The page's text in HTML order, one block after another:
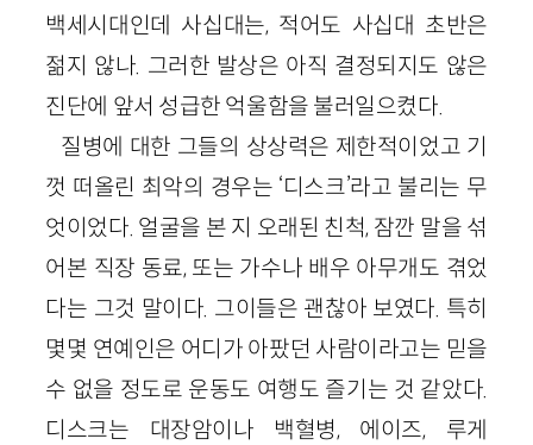
백세시대인데 사십대는, 적어도 사십대 초반은
젊지 않나. 그러한 발상은 아직 결정되지도 않은
진단에 앞서 성급한 억울함을 불러일으켰다.
질병에 대한 그들의 상상력은 제한적이었고 기
껏 떠올린 최악의 경우는 ‘디스크’라고 불리는 무
엇이었다. 얼굴을 본 지 오래된 친척, 잠깐 말을 섞
어본 직장 동료, 또는 가수나 배우 아무개도 겪었
다는 그것 말이다. 그이들은 괜찮아 보였다. 특히
몇몇 연예인은 어디가 아팠던 사람이라고는 믿을
수 없을 정도로 운동도 여행도 즐기는 것 같았다.
디스크는 대장암이나 백혈병, 에이즈, 루게